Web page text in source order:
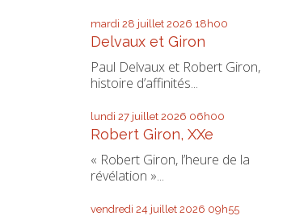
mardi 28 juillet 2026 18h00
Delvaux et Giron
Paul Delvaux et Robert Giron,
histoire d’affinités...
lundi 27 juillet 2026 06h00
Robert Giron, XXe
« Robert Giron, l’heure de la
révélation »...
vendredi 24 juillet 2026 09h55